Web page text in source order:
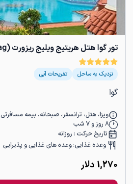
تور گوا هتل هریتیج ویلیج ریزورت (Heritag...
نزدیک به ساحل تفریحات آبی
گوا
ویزا، هتل، ترانسفر، صبحانه، بیمه مسافرتی
8 روز و7 شب
تاریخ حرکت : روزانه
وعده غذایی:وعده های غذایی و پذیرایی
1,270 دلار